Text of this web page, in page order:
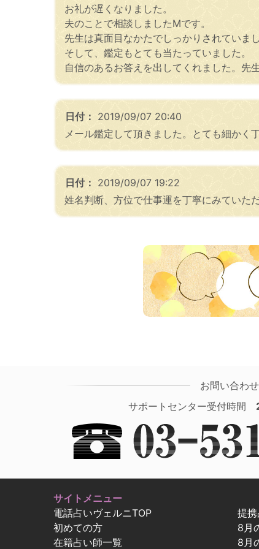
お礼が遅くなりました。
夫のことで相談しましたMです。
先生は真面目なかたでしっかりされていまし
そして、鑑定もとても当たっていました。
自信のあるお答えを出してくれました。先
日付： 2019/09/07 20:40
メール鑑定して頂きました。とても細かく
日付： 2019/09/07 19:22
姓名判断、方位で仕事運を丁寧にみていた
お問い合わせ
サポートセンター受付時間
サイトメニュー
電話占いヴェルニTOP
初めての方
在籍占い師一覧
提
8月
8月